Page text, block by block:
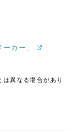
カー」
異なる場合があり